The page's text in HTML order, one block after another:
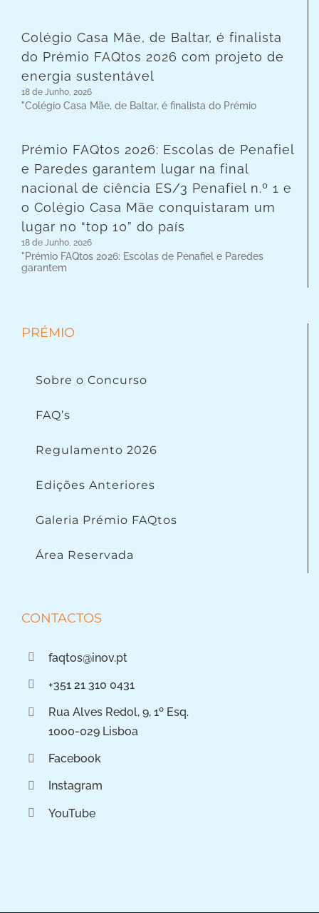
Colégio Casa Mãe, de Baltar, é finalista
do Prémio FAQtos 2026 com projeto de
energia sustentável
18 de Junho, 2026
"Colégio Casa Mãe, de Baltar, é finalista do Prémio
Prémio FAQtos 2026: Escolas de Penafiel
e Paredes garantem lugar na final
nacional de ciência ES/3 Penafiel n.º 1 e
o Colégio Casa Mãe conquistaram um
lugar no “top 10” do país
18 de Junho, 2026
"Prémio FAQtos 2026: Escolas de Penafiel e Paredes
garantem
PRÉMIO
Sobre o Concurso
FAQ’s
Regulamento 2026
Edições Anteriores
Galeria Prémio FAQtos
Área Reservada
CONTACTOS
faqtos@inov.pt
+351 21 310 0431
Rua Alves Redol, 9, 1º Esq.
1000-029 Lisboa
Facebook
Instagram
YouTube